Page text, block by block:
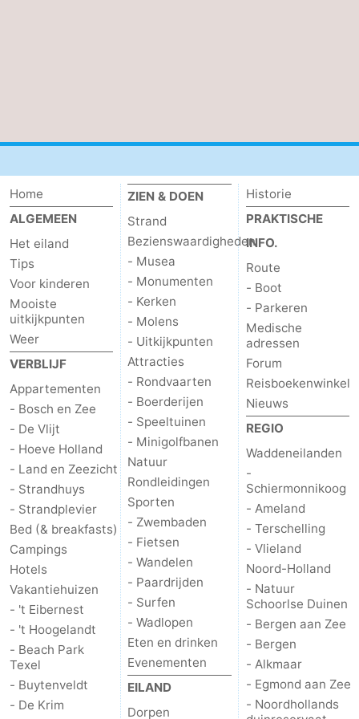
Forum
Route
-
Boot
Waddenhoppen
-
Parkeren
Reisboekenwinkel
Nieuws
Medische
adressen
Regio
Waddeneilanden
-
Schiermonnikoog
-
Ameland
-
Terschelling
Vlieland
Noord-
Holland
Home
ALGEMEEN
Het eiland
Tips
Voor kinderen
Mooiste
uitkijkpunten
Weer
VERBLIJF
Appartementen
- Bosch en Zee
- De Vlijt
- Hoeve Holland
- Land en Zeezicht
- Strandhuys
- Strandplevier
Bed (& breakfasts)
Campings
Hotels
Vakantiehuizen
- 't Eibernest
- 't Hoogelandt
- Beach Park
Texel
- Buytenveldt
- De Krim
ZIEN & DOEN
Strand
Bezienswaardigheden
- Musea
- Monumenten
- Kerken
- Molens
- Uitkijkpunten
Attracties
- Rondvaarten
- Boerderijen
- Speeltuinen
- Minigolfbanen
Natuur
Rondleidingen
Sporten
- Zwembaden
- Fietsen
- Wandelen
- Paardrijden
- Surfen
- Wadlopen
Eten en drinken
Evenementen
EILAND
Dorpen
Historie
PRAKTISCHE
INFO.
Route
- Boot
- Parkeren
Medische
adressen
Forum
Reisboekenwinkel
Nieuws
REGIO
Waddeneilanden
-
Schiermonnikoog
- Ameland
- Terschelling
- Vlieland
Noord-Holland
- Natuur
Schoorlse Duinen
- Bergen aan Zee
- Bergen
- Alkmaar
- Egmond aan Zee
- Noordhollands